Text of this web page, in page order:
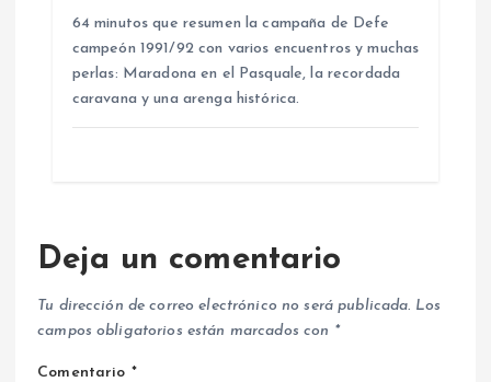
64 minutos que resumen la campaña de Defe
campeón 1991/92 con varios encuentros y muchas
perlas: Maradona en el Pasquale, la recordada
caravana y una arenga histórica.
Deja un comentario
Tu dirección de correo electrónico no será publicada. Los
campos obligatorios están marcados con *
Comentario *